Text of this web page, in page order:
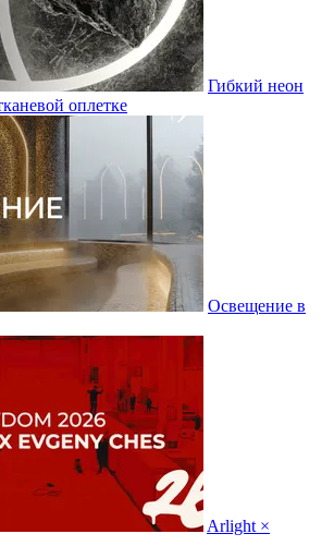
Гибкий неон
оплетке
Освещение в
Arlight ×